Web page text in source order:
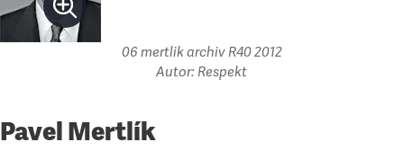
06 mertlik archiv R40 2012
Autor: Respekt
Pavel Mertlík